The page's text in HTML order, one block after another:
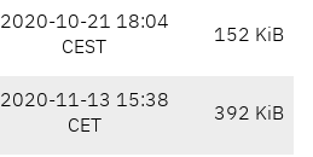
2020-10-21 18:04
CEST
152 KiB
2020-11-13 15:38
CET
392 KiB